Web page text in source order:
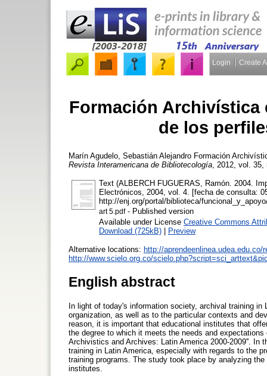
Login Create
Formación Archivística
de los
Marín Agudelo, Sebastián Alejandro Formación
Revista Interamericana de Bibliotecología , 2012, vol.
Text (ALBERCH FUGUERAS, Ramón. 2004.
Electrónicos, 2004, vol. 4. [fecha de consulta:
http://enj.org/portal/biblioteca/
art 5.pdf- Published version
Available under License Creative Commons
Download (725kB) | Preview
Alternative locations: http://
http://www.scielo.org.co/
English abstract
In light of today's information society, archival training
organization, as well as to the particular contexts and
reason, it is important that educational institutes that
the degree to which it meets the needs and
Archivistics and Archives: Latin America 2000-2009''. In
training in Latin America, especially with regards to the
training programs. The study took place by analyzing
institutes.